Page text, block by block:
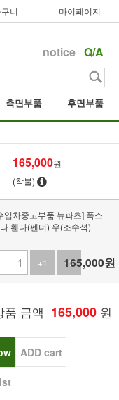
니 마이페이지
notice Q/A
측면부품 후면부품
165,000원
(착불)
입차중고부품 뉴파츠] 폭스
휀다(펜더) 우(조수석)
+1
-1
165,000원
품 금액 165,000 원
ADD cart